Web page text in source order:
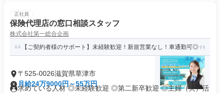
正社員
保険代理店の窓口相談スタッフ
株式会社第一総合企画
【ご契約者様のサポート】未経験歓迎！新規営業なし！車通勤可◎
〒525-0026滋賀県草津市
月給24万9000円～55万円
求めている人材 ◎未経験歓迎 ◎第二新卒歓迎 ◎主婦（夫）活